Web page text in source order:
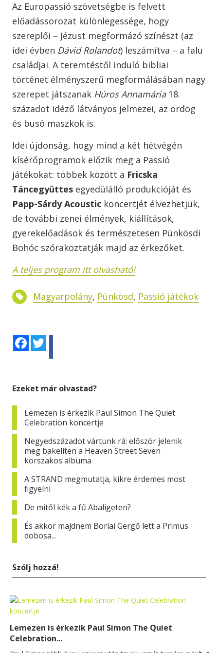
Az Europassió szövetségbe is felvett
előadássorozat különlegessége, hogy
szereplői – Jézust megformázó színészt (az
idei évben Dávid Rolandot) leszámítva – a falu
családjai. A teremtéstől induló bibliai
történet élményszerű megformálásában nagy
szerepet játszanak Húros Annamária18.
századot idéző látványos jelmezei, az ördög
és busó maszkok is.
Idei újdonság, hogy mind a két hétvégén
kísérőprogramok előzik meg a Passió
játékokat: többek között a Fricska
Táncegyüttes egyedülálló produkcióját és
Papp-Sárdy Acoustic koncertjét élvezhetjük,
de további zenei élmények, kiállítások,
gyerekelőadások és természetesen Pünkösdi
Bohóc szórakoztatják majd az érkezőket.
A teljes program itt olvasható!
Magyarpolány, Pünkösd, Passió játékok
Facebook
Ezeket már olvastad?
Lemezen is érkezik Paul Simon The Quiet
Celebration koncertje
Negyedszázadot vártunk rá: először jelenik
meg bakeliten a Heaven Street Seven
korszakos albuma
A STRAND megmutatja, kikre érdemes most
figyelni
De mitől kék a fű Abaligeten?
És akkor majdnem Borlai Gergő lett a Primus
dobosa...
Szólj hozzá!
Lemezen is érkezik Paul Simon The Quiet
Celebration...